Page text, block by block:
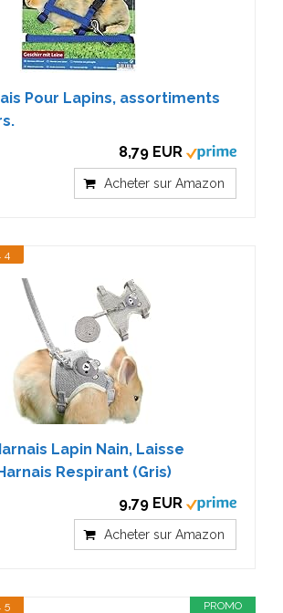
Pour Lapins, assortiments
8,79 EUR
Acheter sur Amazon
4
Lapin Nain, Laisse
Respirant (Gris)
9,79 EUR
Acheter sur Amazon
PROMO
5